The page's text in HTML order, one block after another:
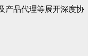
产品代理等展开深度协